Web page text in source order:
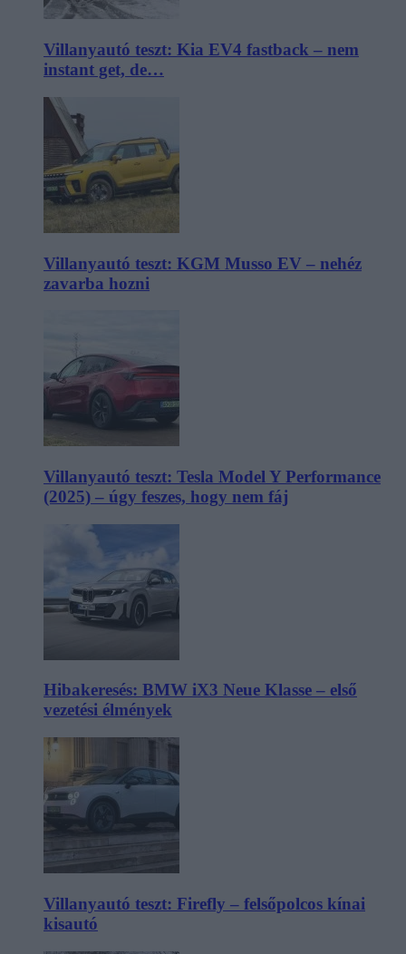
Villanyautó teszt: Kia EV4 fastback – nem
instant get, de…
Villanyautó teszt: KGM Musso EV – nehéz
zavarba hozni
Villanyautó teszt: Tesla Model Y Performance
(2025) – úgy feszes, hogy nem fáj
Hibakeresés: BMW iX3 Neue Klasse – első
vezetési élmények
Villanyautó teszt: Firefly – felsőpolcos kínai
kisautó